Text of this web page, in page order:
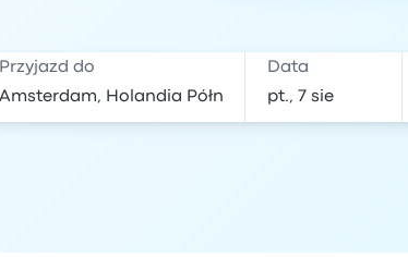
Przyjazd do Data